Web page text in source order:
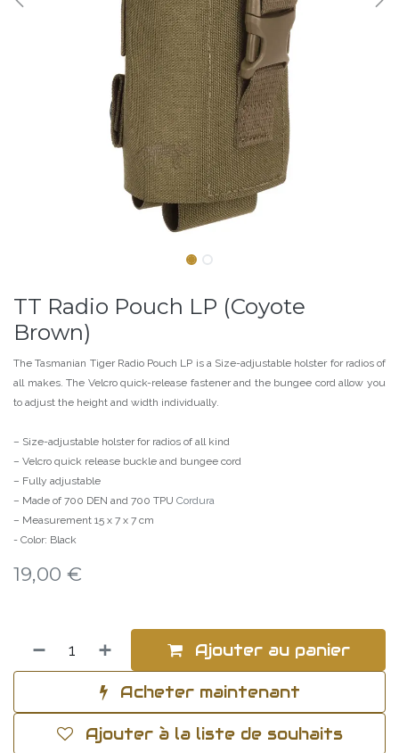
TT Radio Pouch LP (Coyote
Brown)
The Tasmanian Tiger Radio Pouch LP is a Size-adjustable holster for radios of
all makes. The Velcro quick-release fastener and the bungee cord allow you
to adjust the height and width individually.
– Size-adjustable holster for radios of all kind
– Velcro quick release buckle and bungee cord
– Fully adjustable
– Made of 700 DEN and 700 TPU Cordura
– Measurement 15 x 7 x 7 cm
- Color: Black
19,00 €
Ajouter au panier
Acheter maintenant
Ajouter à la liste de souhaits